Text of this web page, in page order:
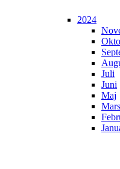
2024
Juli
Juni
Maj
Mars